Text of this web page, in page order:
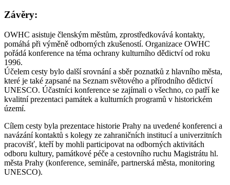
Závěry:
OWHC asistuje členským městům, zprostředkovává kontakty,
pomáhá při výměně odborných zkušeností. Organizace OWHC
pořádá konference na téma ochrany kulturního dědictví od roku
1996.
Účelem cesty bylo další srovnání a sběr poznatků z hlavního města,
které je také zapsané na Seznam světového a přírodního dědictví
UNESCO. Účastníci konference se zajímali o všechno, co patří ke
kvalitní prezentaci památek a kulturních programů v historickém
území.
Cílem cesty byla prezentace historie Prahy na uvedené konferenci a
navázání kontaktů s kolegy ze zahraničních institucí a univerzitních
pracovišť, kteří by mohli participovat na odborných aktivitách
odboru kultury, památkové péče a cestovního ruchu Magistrátu hl.
města Prahy (konference, semináře, partnerská města, monitoring
UNESCO).